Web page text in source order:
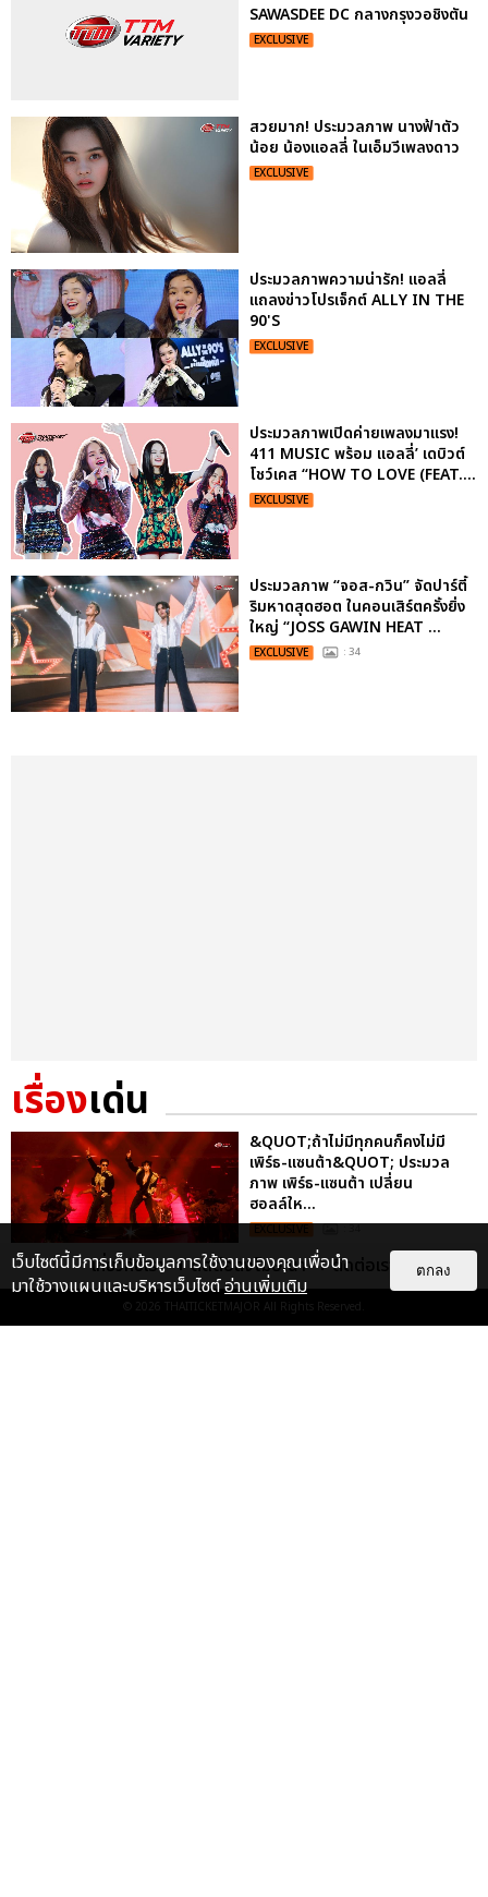
SAWASDEE DC กลางกรุงวอชิงตัน
EXCLUSIVE
สวยมาก! ประมวลภาพ นางฟ้าตัว
น้อย น้องแอลลี่ ในเอ็มวีเพลงดาว
EXCLUSIVE
ประมวลภาพความน่ารัก! แอลลี่
แถลงข่าวโปรเจ็กต์ ALLY IN THE
90'S
EXCLUSIVE
ประมวลภาพเปิดค่ายเพลงมาแรง!
411 MUSIC พร้อม แอลลี่’ เดบิวต์
โชว์เคส “HOW TO LOVE (FEAT....
EXCLUSIVE
ประมวลภาพ “จอส-กวิน” จัดปาร์ตี้
ริมหาดสุดฮอต ในคอนเสิร์ตครั้งยิ่ง
ใหญ่ “JOSS GAWIN HEAT ...
EXCLUSIVE : 34
เรื่องเด่น
&QUOT;ถ้าไม่มีทุกคนก็คงไม่มี
เพิร์ธ-แซนต้า&QUOT; ประมวล
ภาพ เพิร์ธ-แซนต้า เปลี่ยน
ฮอลล์ให...
EXCLUSIVE
ไม่ว่าจะวันนี้หรือวันไหน ก็จะยังภูมิใจ
ในตัว &QUOT;แจบอม&QUOT;
เกี่ยวกับเรา ติดต่อลงโฆษณา ติดต่อเรา
© 2026 THAITICKETMAJOR All Rights Reserved.
เว็บไซต์นี้มีการเก็บข้อมูลการใช้งานของคุณเพื่อนำ
มาใช้วางแผนและบริหารเว็บไซต์อ่านเพิ่มเติม
ตกลง